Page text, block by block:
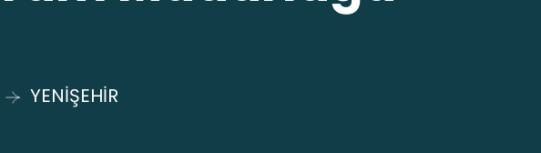
YENİŞEHİR